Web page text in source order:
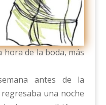
hora de la boda, más
antes de la
una noche